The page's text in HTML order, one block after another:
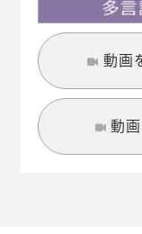
動画
動